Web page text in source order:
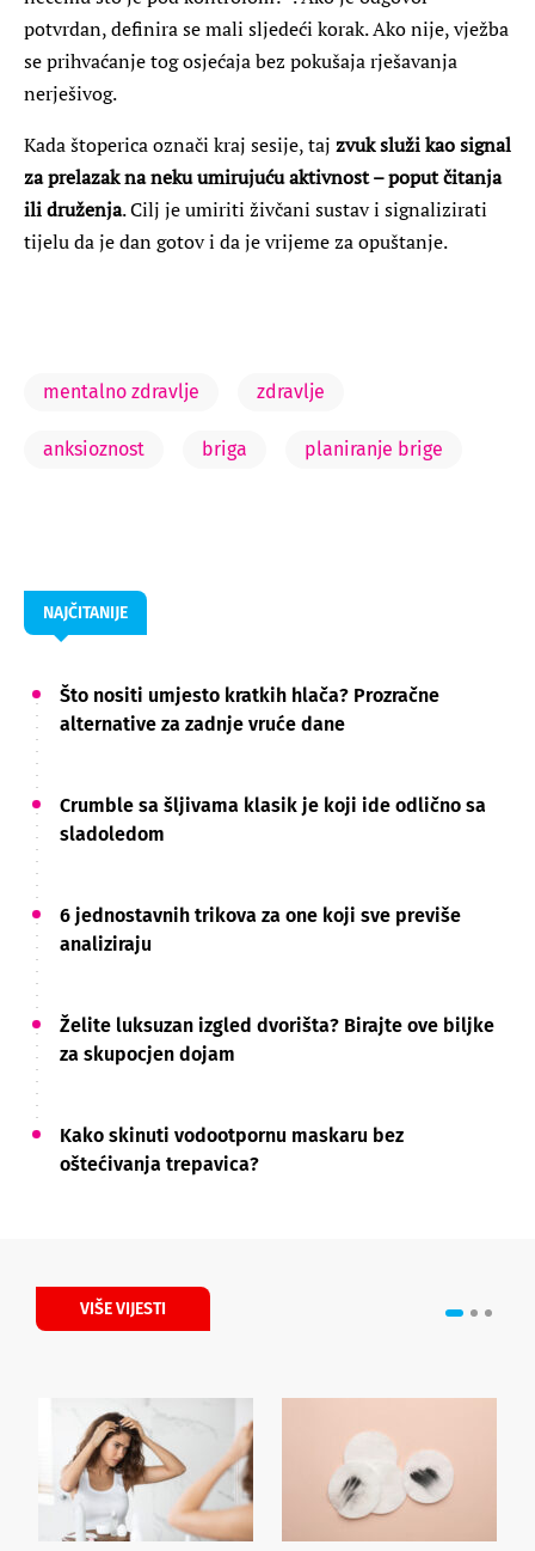
potvrdan, definira se mali sljedeći korak. Ako nije, vježba
se prihvaćanje tog osjećaja bez pokušaja rješavanja
nerješivog.
Kada štoperica označi kraj sesije, taj zvuk služi kao signal
za prelazak na neku umirujuću aktivnost – poput čitanja
ili druženja. Cilj je umiriti živčani sustav i signalizirati
tijelu da je dan gotov i da je vrijeme za opuštanje.
mentalno zdravlje zdravlje
anksioznost briga planiranje brige
NAJČITANIJE
Što nositi umjesto kratkih hlača? Prozračne
alternative za zadnje vruće dane
Crumble sa šljivama klasik je koji ide odlično sa
sladoledom
6 jednostavnih trikova za one koji sve previše
analiziraju
Želite luksuzan izgled dvorišta? Birajte ove biljke
za skupocjen dojam
Kako skinuti vodootpornu maskaru bez
oštećivanja trepavica?
VIŠE VIJESTI